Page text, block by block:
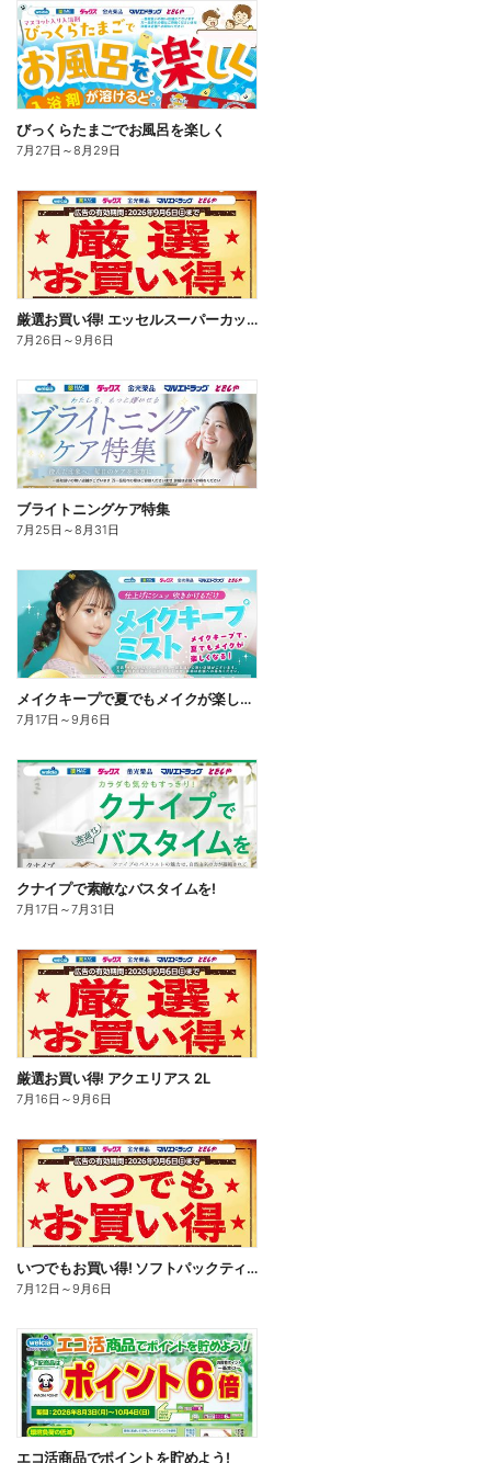
びっくらたまごでお風呂を楽しく
7月27日 ～8月29日
厳選お買い得! エッセルスーパーカップ
7月26日 ～9月6日
ブライトニングケア特集
7月25日 ～8月31日
メイクキープで夏でもメイクが楽しくなる!
7月17日 ～9月6日
クナイプで素敵なバスタイムを!
7月17日 ～7月31日
厳選お買い得! アクエリアス 2L
7月16日 ～9月6日
いつでもお買い得! ソフトパックティッシュ
7月12日 ～9月6日
エコ活商品でポイントを貯めよう!